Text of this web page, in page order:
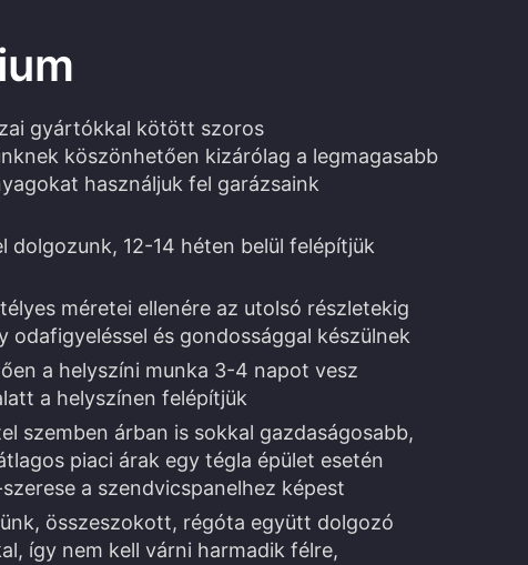
gyártókkal kötött szoros
köszönhetően kizárólag a legmagasabb
használjuk fel garázsaink
dolgozunk, 12-14 héten belül felépítjük
méretei ellenére az utolsó részletekig
odafigyeléssel és gondossággal készülnek
a helyszíni munka 3-4 napot vesz
a helyszínen felépítjük
szemben árban is sokkal gazdaságosabb,
piaci árak egy tégla épület esetén
a szendvicspanelhez képest
összeszokott, régóta együtt dolgozó
így nem kell várni harmadik félre,